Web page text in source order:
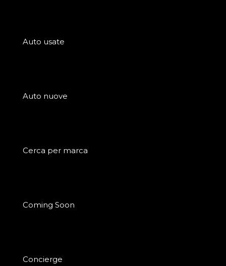
Auto usate
Auto nuove
Cerca per marca
Coming Soon
Concierge